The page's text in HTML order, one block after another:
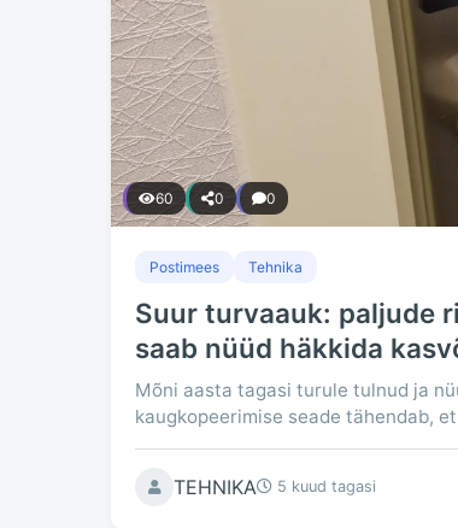
60 0 0
Postimees Tehnika
Suur turvaauk: paljude
saab nüüd häkkida
Mõni aasta tagasi turule tulnud ja
kaugkopeerimise seade tähendab,
TEHNIKA 5 kuud tagasi